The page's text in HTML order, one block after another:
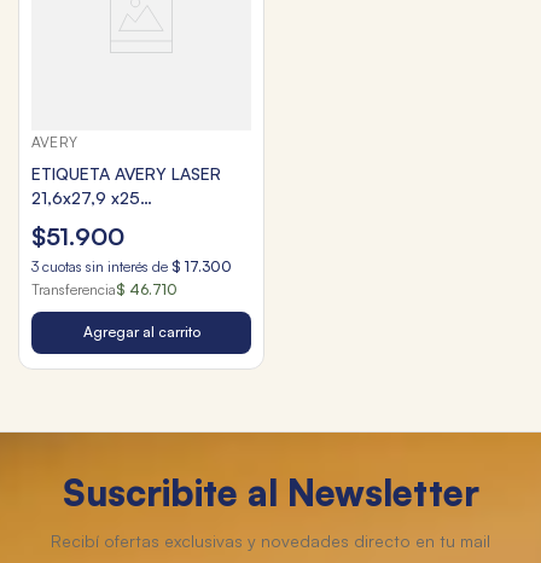
AVERY
ETIQUETA AVERY LASER
21,6x27,9 x25
TRANSP.8665
$51.900
3 cuotas sin interés de $ 17.300
Transferencia$ 46.710
Agregar al carrito
Suscribite al Newsletter